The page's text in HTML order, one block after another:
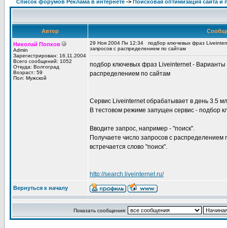
Список форумов Реклама в интернете -> Поисковая оптимизация сайта
Автор
Николай Попков
Admin
Зарегистрирован: 16.11.2004
Всего сообщений: 1052
Откуда: Волгоград
Возраст: 59
Пол: Мужской
29 Ноя 2004 Пн 12:34
подбор ключевых фраз
запросов с распределением по сайтам
подбор ключевых фраз Liveinternet - Варианты
распределением по сайтам
Сервис Liveinternet обрабатывает в день 3.5
В тестовом режиме запущен сервис - подбор
Вводите запрос, например - "поиск".
Получаете число запросов с
встречается слово "поиск".
http://search.liveinternet.ru/
Вернуться к началу
Показать сообщения: